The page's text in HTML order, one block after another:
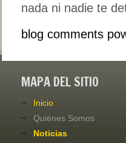
nada ni nadie te
blog comments
MAPA DEL SITIO
Inicio
Quiénes Somos
Noticias